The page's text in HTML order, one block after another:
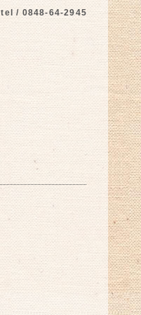
tel / 0848-64-2945